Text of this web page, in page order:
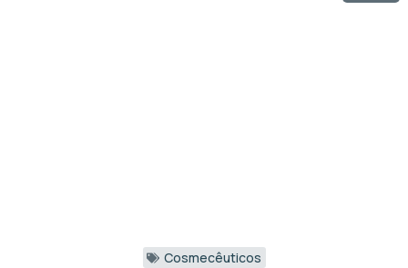
Cosmecêuticos